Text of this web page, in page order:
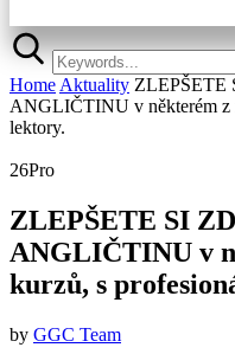
Home Aktuality
ANGLIČTINU v některém z
lektory.
26Pro
ZLEPŠETE SI
ANGLIČTINU v
kurzů, s
by GGC Team